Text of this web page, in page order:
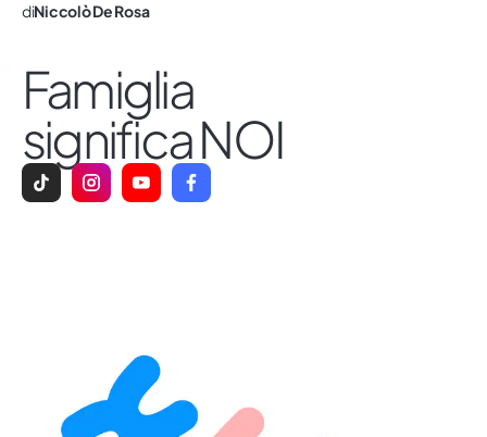
diNiccolò De Rosa
Famiglia
significa NOI